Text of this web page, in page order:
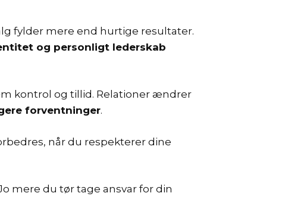
fylder mere end hurtige resultater.
og personligt lederskab
kontrol og tillid. Relationer ændrer
forventninger.
når du respekterer dine
mere du tør tage ansvar for din